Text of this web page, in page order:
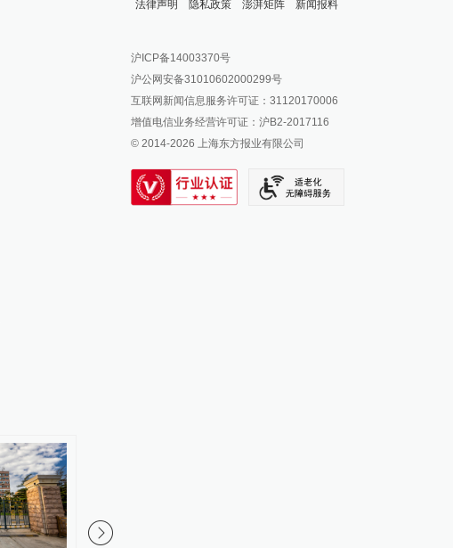
法律声明 隐私政策 澎湃矩阵
澎湃新闻公众号
澎湃新闻抖音号
派生万物开放平台
IP SHANGHAI
SIXTH TONE
新闻报料
报料邮箱: news@thepaper.cn
沪ICP备14003370号
沪公网安备31010602000299号
互联网新闻信息服务许可证：31120170006
增值电信业务经营许可证：沪B2-2017116
© 2014-2026 上海东方报业有限公司